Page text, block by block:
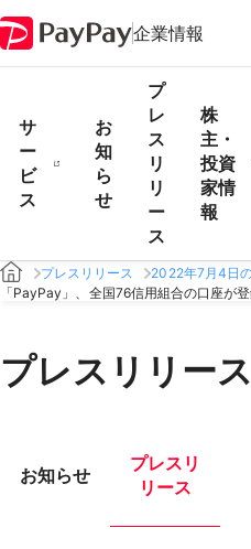
企業情報
サ
ー
ビ
ス
お
知
ら
せ
プ
レ
ス
リ
リ
ー
ス
株
主・
投資
家情
報
プレスリリース
2022年7月4日
「PayPay」、全国76信用組合の口座が
プレスリリース
お知らせ
プレスリ
リース